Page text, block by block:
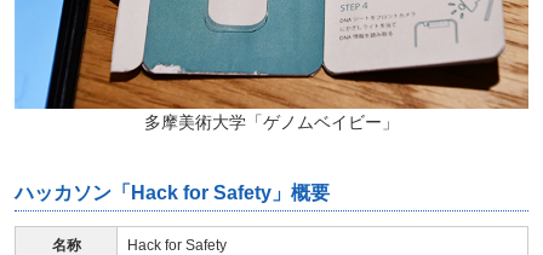
多摩美術大学「ゲノムベイビー」
ハッカソン「Hack for Safety」概要
名称 Hack for Safety